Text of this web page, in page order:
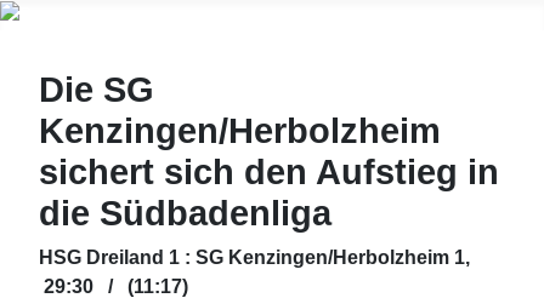
Die SG
Kenzingen/Herbolzheim
sichert sich den Aufstieg in
die Südbadenliga
HSG Dreiland 1 : SG Kenzingen/Herbolzheim 1,
29:30 / (11:17)